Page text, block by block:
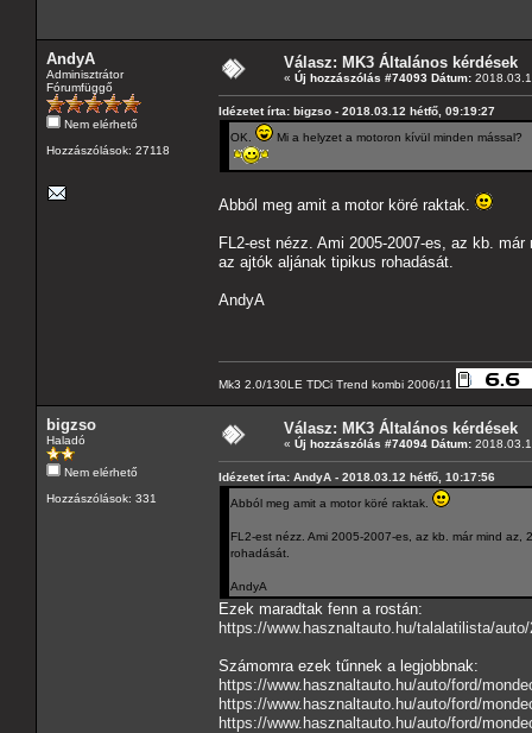
AndyA
Adminisztrátor
Fórumfüggő
Nem elérhető
Hozzászólások: 27118
Válasz: MK3 Általános kérdések
« Új hozzászólás #74093 Dátum:
Idézetet írta: bigzso - 2018.03.12 hétfő, 09:19:27
OK.
Mi a helyzet a motoron kívül minden mással?
Abból meg amit a motor köré raktak.
FL2-est nézz. Ami 2005-2007-es, az kb.
az ajtók aljának tipikus rohadását.
AndyA
Mk3 2.0/130LE TDCi Trend kombi 2006/11
bigzso
Haladó
Nem elérhető
Hozzászólások: 331
Válasz: MK3 Általános kérdések
« Új hozzászólás #74094 Dátum:
Idézetet írta: AndyA - 2018.03.12 hétfő, 10:17:56
Abból meg amit a motor köré raktak.
FL2-est nézz. Ami 2005-2007-es, az kb. már mind
rohadását.
AndyA
Ezek maradtak fenn a rostán:
https://www.hasznaltauto.hu/talalatilista/
Számomra ezek tűnnek a legjobbnak:
https://www.hasznaltauto.hu/auto/ford/
https://www.hasznaltauto.hu/auto/ford/
https://www.hasznaltauto.hu/auto/ford/